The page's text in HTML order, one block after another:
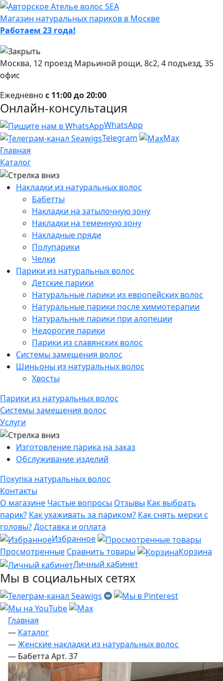
Магазин натуральных париков в Москве
Работаем 23 года!
Москва, 12 проезд Марьиной рощи, 8с2, 4 подъезд, 35
офис
Ежедневно с 11:00 до 20:00
Онлайн-консультация
WhatsApp
Telegram
Max
Главная
Каталог
Накладки из натуральных волос
Бабетты
Накладки на затылочную зону
Накладки на теменную зону
Накладные пряди
Полупарики
Челки
Парики из натуральных волос
Детские парики
Натуральные парики из европейских волос
Натуральные парики после химиотерапии
Натуральные парики при алопеции
Недорогие парики
Парики из славянских волос
Системы замещения волос
Шиньоны из натуральных волос
Хвосты
Парики из натуральных волос
Системы замещения волос
Услуги
Изготовление парика на заказ
Обслуживание изделий
Покупка натуральных волос
Контакты
О магазине Частые вопросы Отзывы Как выбрать
парик? Как ухаживать за париком? Как снять мерки с
головы?Доставка и оплата
Избранное
Просмотренные Сравнить товары
Корзина
Личный кабинет
Мы в социальных сетях
Главная
— Каталог
—Женские накладки из натуральных волос
— Бабетта Арт. 37